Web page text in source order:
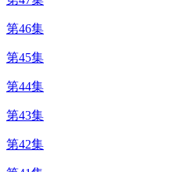
第46集
第45集
第44集
第43集
第42集